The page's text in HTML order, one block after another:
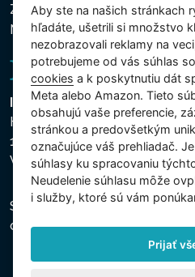
Zásady používania súborov
Nastavenie cookies
Intex Trading, s.r.o.
Hradecká 2526/3
130 00 Praha 3
Vinohrady - Česká republika
Spoločnosť je zapísaná na
oddiel C, vložka 74759, IČO
Aby ste na našich stránkach
hľadáte, ušetrili si množstvo
nezobrazovali reklamy na
potrebujeme od vás súhlas
cookies a k poskytnutiu dát
Meta alebo Amazon. Tieto
obsahujú vaše preferencie,
stránkou a predovšetkým
označujúce váš prehliadač.
súhlasy ku spracovaniu
Neudelenie súhlasu mȏže
i služby, ktoré sú vám
Prijať